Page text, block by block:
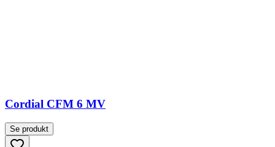
Cordial CFM 6 MV
Se produkt